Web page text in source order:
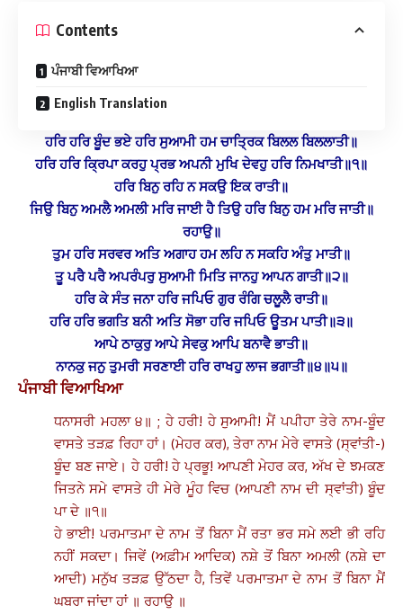
Contents
ਪੰਜਾਬੀ ਵਿਆਖਿਆ
English Translation
ਹਰਿ ਹਰਿ ਬੂੰਦ ਭਏ ਹਰਿ ਸੁਆਮੀ ਹਮ ਚਾਤ੍ਰਿਕ ਬਿਲਲ ਬਿਲਲਾਤੀ॥
ਹਰਿ ਹਰਿ ਕ੍ਰਿਪਾ ਕਰਹੁ ਪ੍ਰਭ ਅਪਨੀ ਮੁਖਿ ਦੇਵਹੁ ਹਰਿ ਨਿਮਖਾਤੀ॥੧॥
ਹਰਿ ਬਿਨੁ ਰਹਿ ਨ ਸਕਉ ਇਕ ਰਾਤੀ॥
ਜਿਉ ਬਿਨੁ ਅਮਲੈ ਅਮਲੀ ਮਰਿ ਜਾਈ ਹੈ ਤਿਉ ਹਰਿ ਬਿਨੁ ਹਮ ਮਰਿ ਜਾਤੀ॥
ਰਹਾਉ॥
ਤੁਮ ਹਰਿ ਸਰਵਰ ਅਤਿ ਅਗਾਹ ਹਮ ਲਹਿ ਨ ਸਕਹਿ ਅੰਤੁ ਮਾਤੀ॥
ਤੂ ਪਰੈ ਪਰੈ ਅਪਰੰਪਰੁ ਸੁਆਮੀ ਮਿਤਿ ਜਾਨਹੁ ਆਪਨ ਗਾਤੀ॥੨॥
ਹਰਿ ਕੇ ਸੰਤ ਜਨਾ ਹਰਿ ਜਪਿਓ ਗੁਰ ਰੰਗਿ ਚਲੂਲੈ ਰਾਤੀ॥
ਹਰਿ ਹਰਿ ਭਗਤਿ ਬਨੀ ਅਤਿ ਸੋਭਾ ਹਰਿ ਜਪਿਓ ਊਤਮ ਪਾਤੀ॥੩॥
ਆਪੇ ਠਾਕੁਰੁ ਆਪੇ ਸੇਵਕੁ ਆਪਿ ਬਨਾਵੈ ਭਾਤੀ॥
ਨਾਨਕੁ ਜਨੁ ਤੁਮਰੀ ਸਰਣਾਈ ਹਰਿ ਰਾਖਹੁ ਲਾਜ ਭਗਾਤੀ॥੪॥੫॥
ਪੰਜਾਬੀ ਵਿਆਖਿਆ
ਧਨਾਸਰੀ ਮਹਲਾ ੪॥ ; ਹੇ ਹਰੀ! ਹੇ ਸੁਆਮੀ! ਮੈਂ ਪਪੀਹਾ ਤੇਰੇ ਨਾਮ-ਬੂੰਦ
ਵਾਸਤੇ ਤੜਫ਼ ਰਿਹਾ ਹਾਂ। (ਮੇਹਰ ਕਰ), ਤੇਰਾ ਨਾਮ ਮੇਰੇ ਵਾਸਤੇ (ਸ੍ਵਾਂਤੀ-)
ਬੂੰਦ ਬਣ ਜਾਏ। ਹੇ ਹਰੀ! ਹੇ ਪ੍ਰਭੂ! ਆਪਣੀ ਮੇਹਰ ਕਰ, ਅੱਖ ਦੇ ਝਮਕਣ
ਜਿਤਨੇ ਸਮੇ ਵਾਸਤੇ ਹੀ ਮੇਰੇ ਮੂੰਹ ਵਿਚ (ਆਪਣੀ ਨਾਮ ਦੀ ਸ੍ਵਾਂਤੀ) ਬੂੰਦ
ਪਾ ਦੇ ॥੧॥
ਹੇ ਭਾਈ! ਪਰਮਾਤਮਾ ਦੇ ਨਾਮ ਤੋਂ ਬਿਨਾ ਮੈਂ ਰਤਾ ਭਰ ਸਮੇ ਲਈ ਭੀ ਰਹਿ
ਨਹੀਂ ਸਕਦਾ। ਜਿਵੇਂ (ਅਫ਼ੀਮ ਆਦਿਕ) ਨਸ਼ੇ ਤੋਂ ਬਿਨਾ ਅਮਲੀ (ਨਸ਼ੇ ਦਾ
ਆਦੀ) ਮਨੁੱਖ ਤੜਫ਼ ਉੱਠਦਾ ਹੈ, ਤਿਵੇਂ ਪਰਮਾਤਮਾ ਦੇ ਨਾਮ ਤੋਂ ਬਿਨਾ ਮੈਂ
ਘਬਰਾ ਜਾਂਦਾ ਹਾਂ ॥ ਰਹਾਉ ॥